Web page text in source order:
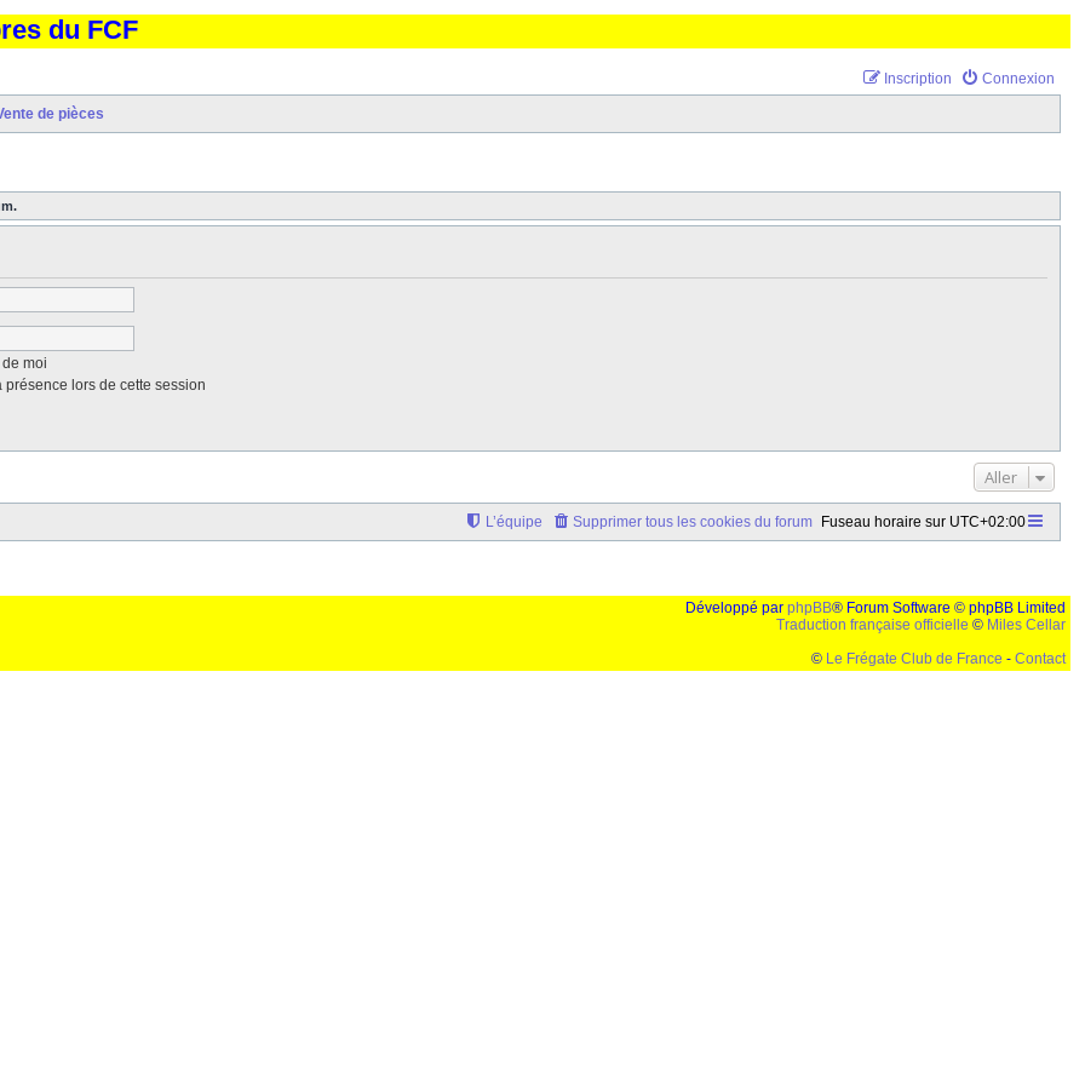
du FCF
Connexion
Inscription
de pièces
moi
présence lors de cette session
Aller
Fuseau horaire sur UTC+02:00
Supprimer tous les cookies du forum
L’équipe
Développé par phpBB® Forum Software © phpBB Limited
Traduction française officielle © Miles Cellar
© Le Frégate Club de France - Contact